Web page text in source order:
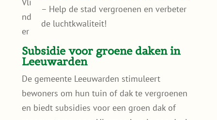
de
gemeente Leeuwarden.
Deze subsidieregeling in Leeuwarden maakt
deel uit van het bredere subsidiekader voor
sedumdaken. Op de pagina
subsidielees je hoe subsidie voor
sedumdaken in Nederland in grote lijnen is
geregeld.